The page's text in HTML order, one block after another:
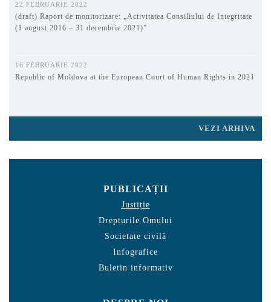
22 FEBRUARIE 2022
(draft) Raport de monitorizare: „Activitatea Consiliului de Integritate
(1 august 2016 – 31 decembrie 2021)”
16 FEBRUARIE 2022
Republic of Moldova at the European Court of Human Rights in 2021
VEZI ARHIVA
PUBLICAȚII
Justiție
Drepturile Omului
Societate civilă
Infografice
Buletin informativ